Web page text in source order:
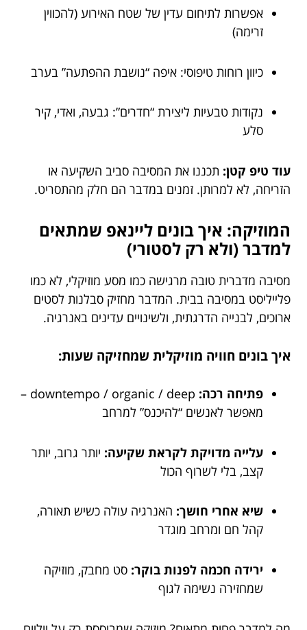
אפשרות לתיחום עדין של שטח האירוע (להכווין
זרימה)
כיוון רוחות טיפוסי: איפה “נושבת ההפתעה” בערב
נקודות טבעיות ליצירת “חדרים”: גבעה, ואדי, קיר
סלע
עוד טיפ קטן: תכננו את המסיבה סביב השקיעה או
הזריחה, לא למרותן. זמנים במדבר הם חלק מהתסריט.
המוזיקה: איך בונים ליינאפ שמתאים
למדבר (ולא רק לסטורי)
מסיבה מדברית טובה מרגישה כמו מסע מוזיקלי, לא כמו
פלייליסט במסיבה בבית. המדבר מחזיק סבלנות לסטים
ארוכים, לבנייה הדרגתית, ולשינויים עדינים באנרגיה.
איך בונים חוויה מוזיקלית שמחזיקה שעות:
פתיחה רכה:
downtempo / organic / deep –
מאפשר לאנשים “להיכנס” למרחב
עלייה מדויקת לקראת שקיעה: יותר גרוב, יותר
קצב, בלי לשרוף הכול
שיא אחרי חושך: האנרגיה עולה כשיש תאורה,
קהל חם ומרחב מוגדר
ירידה חכמה לפנות בוקר: סט מחבק, מוזיקה
שמחזירה נשימה לגוף